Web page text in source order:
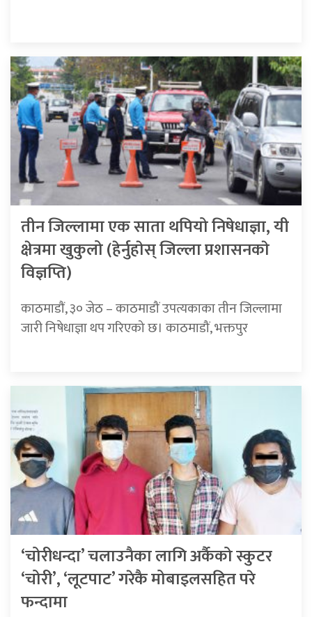
तीन जिल्लामा एक साता थपियो निषेधाज्ञा, यी
क्षेत्रमा खुकुलो (हेर्नुहाेस् जिल्ला प्रशासनकाे
विज्ञप्ति)
काठमाडाैं, ३० जेठ – काठमाडौं उपत्यकाका तीन जिल्लामा
जारी निषेधाज्ञा थप गरिएको छ। काठमाडौं, भक्तपुर
‘चोरीधन्दा’ चलाउनैका लागि अर्कैको स्कुटर
‘चोरी’, ‘लूटपाट’ गरेकै मोबाइलसहित परे
फन्दामा